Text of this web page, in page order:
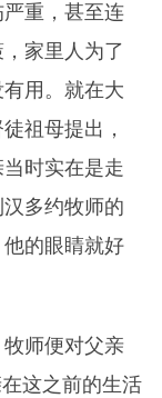
重，甚至连
家里人为了
用。就在大
祖母提出，
时实在是走
多约牧师的
的眼睛就好
师便对父亲
这之前的生活